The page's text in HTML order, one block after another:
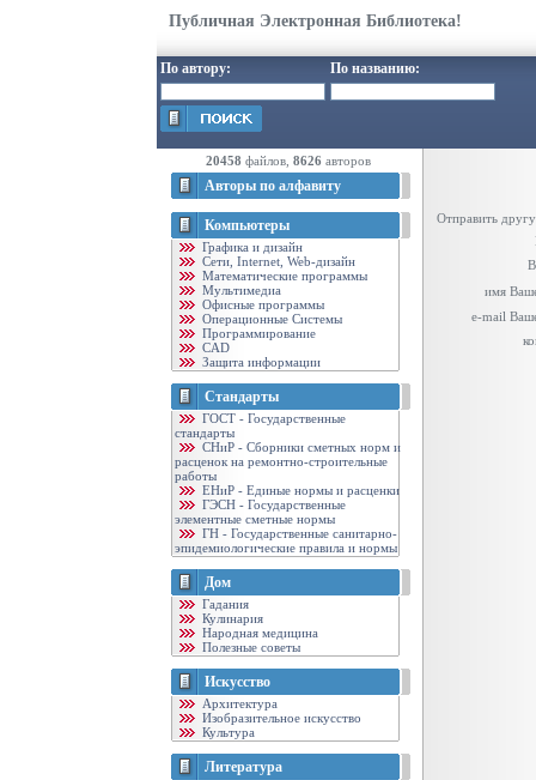
Публичная Электронная Библиотека!
По автору: По названию:
20458 файлов, 8626 авторов
Авторы по алфавиту
Компьютеры
Графика и дизайн
Cети, Internet, Web-дизайн
Математические программы
Мультимедиа
Офисные программы
Операционные Системы
Программирование
CAD
Защита информации
Стандарты
ГОСТ - Государственные
стандарты
CНиР - Сборники сметных норм и
расценок на ремонтно-строительные
работы
ЕНиР - Единые нормы и расценки
ГЭСН - Государственные
элементные сметные нормы
ГН - Государственные санитарно-
эпидемиологические правила и нормы
Дом
Гадания
Кулинария
Народная медицина
Полезные советы
Искусство
Архитектура
Изобразительное искусство
Культура
Литература
Отправить
имя
e-mail